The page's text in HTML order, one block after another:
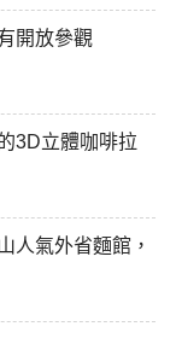
開放參觀
3D立體咖啡拉
人氣外省麵館，